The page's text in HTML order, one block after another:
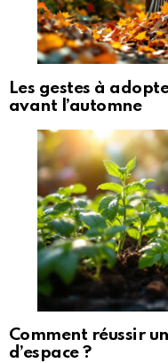
Les gestes à
avant l’automne
Comment réussir
d’espace ?